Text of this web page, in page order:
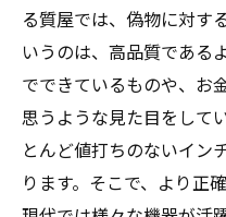
る質屋では、偽物に対す
いうのは、高品質である
でできているものや、お
思うような見た目をして
とんど値打ちのないイン
ります。そこで、より正